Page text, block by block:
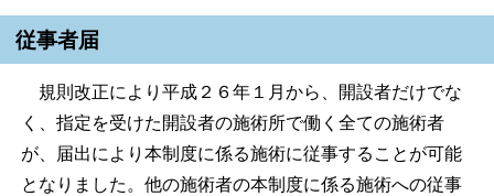
従事者届
規則改正により平成２６年１月から、開設者だけでな
く、指定を受けた開設者の施術所で働く全ての施術者
が、届出により本制度に係る施術に従事することが可能
となりました。他の施術者の本制度に係る施術への従事